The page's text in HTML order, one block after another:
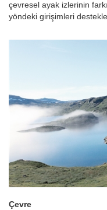
çevresel ayak izlerinin
yöndeki girişimleri
Çevre